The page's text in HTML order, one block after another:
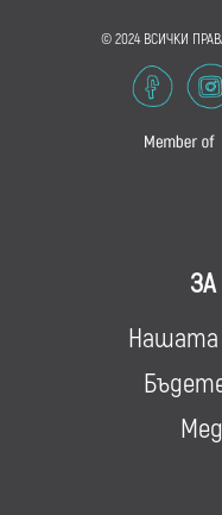
© 2024 ВСИЧКИ
Нашата